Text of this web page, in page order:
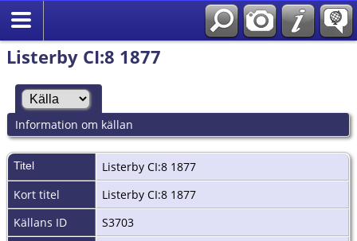
Listerby CI:8 1877
Information om källan
Titel
Listerby CI:8 1877
Kort titel
Listerby CI:8 1877
Källans ID
S3703